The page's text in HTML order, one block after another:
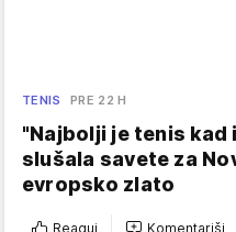
TENIS PRE 22 H
"Najbolji je tenis kad
slušala savete za
evropsko zlato
Reaguj Komentariši